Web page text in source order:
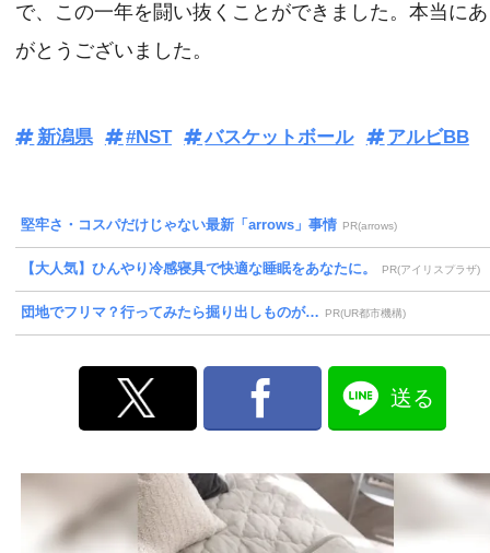
で、この一年を闘い抜くことができました。本当に
がとうございました。
新潟県 #NST バスケットボール アルビBB
堅牢さ・コスパだけじゃない最新「arrows」事情 PR(arrows)
【大人気】ひんやり冷感寝具で快適な睡眠をあなたに。 PR(アイリスプラザ)
団地でフリマ？行ってみたら掘り出しものが… PR(UR都市機構)
送る